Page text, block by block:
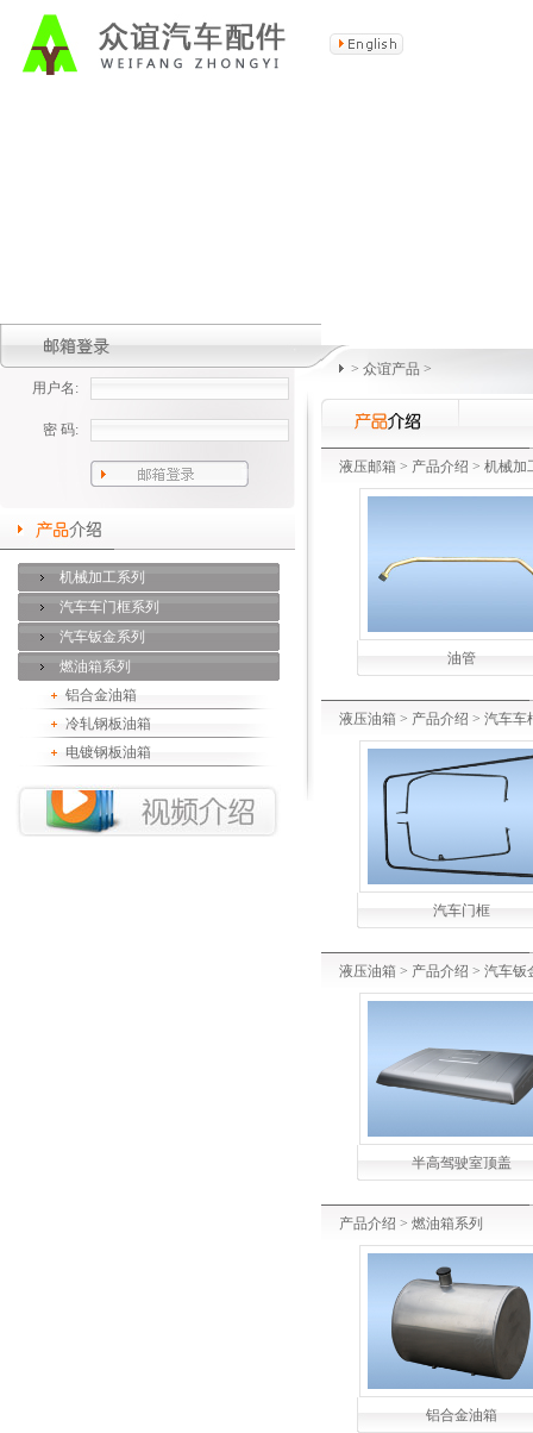
用户名:
密 码:
机械加工系列
汽车车门框系列
汽车钣金系列
燃油箱系列
铝合金油箱
冷轧钢板油箱
电镀钢板油箱
> 众谊产品 >
液压邮箱 > 产品介绍 > 机械加
油管
液压油箱 > 产品介绍 > 汽车车
汽车门框
液压油箱 > 产品介绍 > 汽车钣
半高驾驶室顶盖
产品介绍 > 燃油箱系列
铝合金油箱